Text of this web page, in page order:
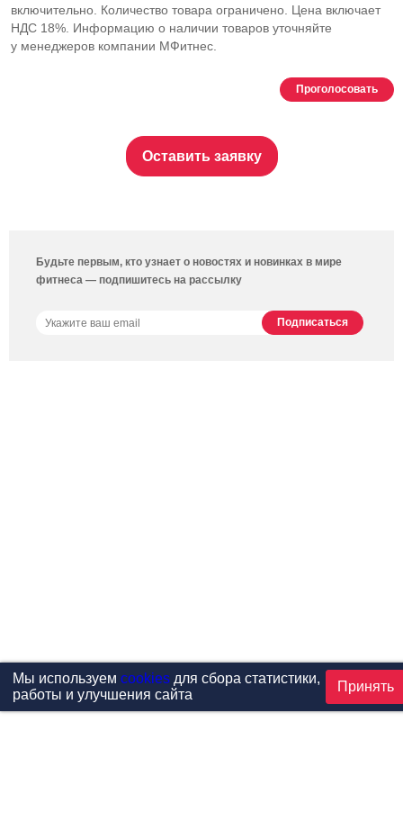
включительно. Количество товара ограничено. Цена включает
НДС 18%. Информацию о наличии товаров уточняйте
у менеджеров компании МФитнес.
Проголосовать
Оставить заявку
Будьте первым, кто узнает о новостях и новинках в мире
фитнеса — подпишитесь на рассылку
Мы используем cookiesдля сбора статистики,
работы и улучшения сайта
Принять